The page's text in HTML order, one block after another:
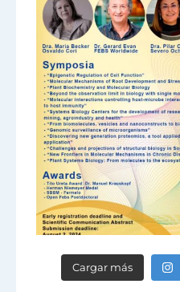
Cargar más